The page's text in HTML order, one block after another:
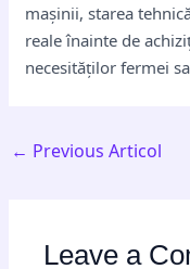
mașinii, starea
reale înainte de
necesităților fermei
← Previous Articol
Leave a